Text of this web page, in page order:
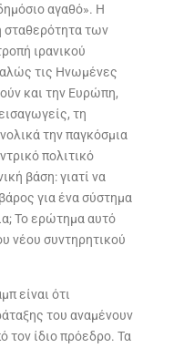
αγαθό». Η
σταθερότητα των
ιρανικού
τις Ηνωμένες
και την Ευρώπη,
τη
την παγκόσμια
πολιτικό
βάση: γιατί να
για ένα σύστημα
Το ερώτημα αυτό
νέου συντηρητικού
είναι ότι
του αναμένουν
τον ίδιο πρόεδρο. Τα